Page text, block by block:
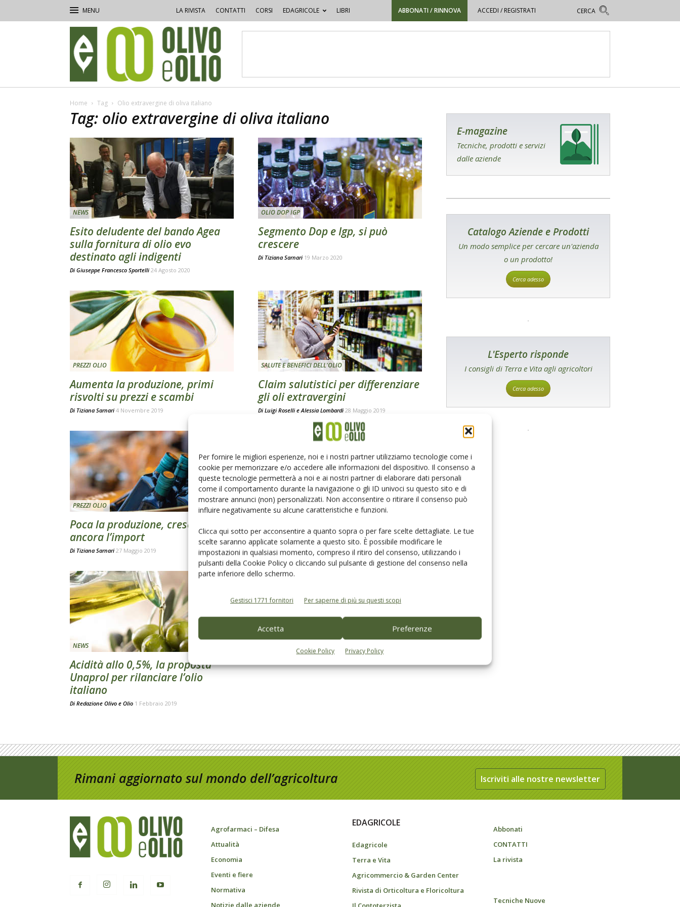
Per fornire le migliori esperienze, noi e i nostri partner utilizziamo tecnologie come i
cookie per memorizzare e/o accedere alle informazioni del dispositivo. Il consenso a
queste tecnologie permetterà a noi e ai nostri partner di elaborare dati personali
come il comportamento durante la navigazione o gli ID univoci su questo sito e di
mostrare annunci (non) personalizzati. Non acconsentire o ritirare il consenso può
influire negativamente su alcune caratteristiche e funzioni.
Clicca qui sotto per acconsentire a quanto sopra o per fare scelte dettagliate. Le tue
scelte saranno applicate solamente a questo sito. È possibile modificare le
impostazioni in qualsiasi momento, compreso il ritiro del consenso, utilizzando i
pulsanti della Cookie Policy o cliccando sul pulsante di gestione del consenso nella
parte inferiore dello schermo.
Gestisci 1771 fornitori Per saperne di più su questi scopi
Accetta Preferenze
Cookie Policy Privacy Policy
LA RIVISTA CONTATTI CORSI EDAGRICOLE LIBRI ABBONATI / RINNOVA ACCEDI / REGISTRATI
e
Olio
Home Tag Olio extravergine di oliva italiano
Tag: olio extravergine di oliva italiano
NEWS
Esito deludente del bando Agea
sulla fornitura di olio evo
destinato agli indigenti
Di Giuseppe Francesco Sportelli 24 Agosto 2020
OLIO DOP IGP
Segmento Dop e Igp, si può
crescere
Di Tiziana Sarnari 19 Marzo 2020
PREZZI OLIO
Aumenta la produzione, primi
risvolti su prezzi e scambi
Di Tiziana Sarnari 4 Novembre 2019
SALUTE E BENEFICI DELL'OLIO
Claim salutistici per differenziare
gli oli extravergini
Di Luigi Roselli eAlessia Lombardi 28 Maggio 2019
PREZZI OLIO
Poca la produzione, cresce
ancora l’import
Di Tiziana Sarnari 27 Maggio 2019
OLIO DOP IGP
Un marchio per l’extravergine di
Genuri
DiLa Redazione 9 Aprile 2019
NEWS
Acidità allo 0,5%, la proposta
Unaprol per rilanciare l’olio
italiano
Di Redazione Olivo e Olio 1 Febbraio 2019
E-magazine
Tecniche, prodotti e servizi
dalle aziende
Catalogo Aziende e Prodotti
Un modo semplice per cercare un'azienda
o un prodotto!
Cerca adesso
L'Esperto risponde
I consigli di Terra e Vita agli agricoltori
Cerca adesso
Rimani aggiornato sul mondo dell’agricoltura Iscriviti alle nostre newsletter
Agrofarmaci – Difesa
Attualità
Economia
Eventi e fiere
Normativa
Notizie dalle aziende
EDAGRICOLE
Edagricole
Terra e Vita
Agricommercio & Garden Center
Rivista di Orticoltura e Floricoltura
Abbonati
CONTATTI
La rivista
Tecniche Nuove